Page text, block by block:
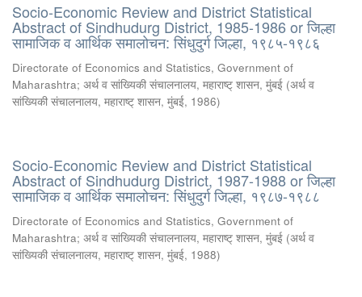
Socio-Economic Review and District Statistical
Abstract of Sindhudurg District, 1985-1986 or जिल्हा
सामाजिक व आर्थिक समालोचन: सिंधुदुर्ग जिल्हा, १९८५-१९८६
Directorate of Economics and Statistics, Government of
Maharashtra; अर्थ व सांख्यिकी संचालनालय, महाराष्ट् शासन, मुंबई (अर्थ व
सांख्यिकी संचालनालय, महाराष्ट् शासन, मुंबई, 1986)
Socio-Economic Review and District Statistical
Abstract of Sindhudurg District, 1987-1988 or जिल्हा
सामाजिक व आर्थिक समालोचन: सिंधुदुर्ग जिल्हा, १९८७-१९८८
Directorate of Economics and Statistics, Government of
Maharashtra; अर्थ व सांख्यिकी संचालनालय, महाराष्ट् शासन, मुंबई (अर्थ व
सांख्यिकी संचालनालय, महाराष्ट् शासन, मुंबई, 1988)